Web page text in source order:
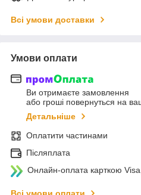
Всі умови доставки
Умови оплати
Ви отримаєте замовлення
або гроші повернуться на
Детальніше
Оплатити частинами
Післяплата
Онлайн-оплата карткою